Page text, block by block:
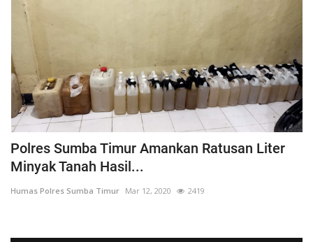
Polres Sumba Timur Amankan Ratusan Liter
Minyak Tanah Hasil...
Humas Polres Sumba Timur Mar 12, 2020 2419